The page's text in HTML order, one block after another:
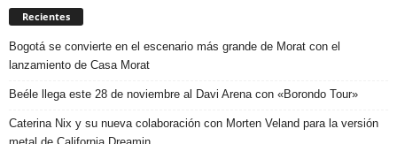
Recientes
Bogotá se convierte en el escenario más grande de Morat con el
lanzamiento de Casa Morat
Beéle llega este 28 de noviembre al Davi Arena con «Borondo Tour»
Caterina Nix y su nueva colaboración con Morten Veland para la versión